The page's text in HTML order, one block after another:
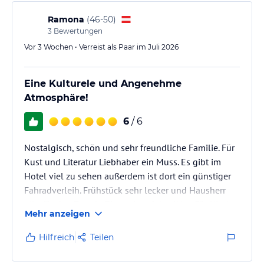
Ramona (46-50)
3 Bewertungen
Vor 3 Wochen • Verreist als Paar im Juli 2026
Eine Kulturele und Angenehme
Atmosphäre!
6 / 6
Nostalgisch, schön und sehr freundliche Familie. Für
Kust und Literatur Liebhaber ein Muss. Es gibt im
Hotel viel zu sehen außerdem ist dort ein günstiger
Fahradverleih. Frühstück sehr lecker und Hausherr
sehr viele Tretttektoren gesehen und Hunde sind
auch willkommen. Wie gesagt es ist ein älteres Hotel,
dadurch gibt es keine Klimaanlage und zum Duschen
muss man in die Badewanne hinein.Aber es bietet
Mehr anzeigen
Hilfreich Teilen